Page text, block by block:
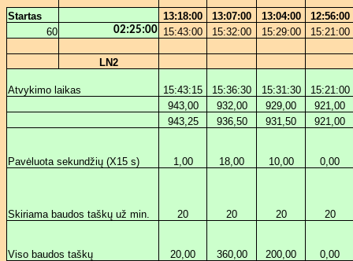
Startas 13:18:00 13:07:00 13:04:00
12:56:00
60
02:25:00 15:43:00 15:32:00 15:29:00 15:21:00
LN2
Atvykimo laikas 15:43:15 15:36:30 15:31:30
15:21:00
943,00
932,00 929,00
921,00
943,25
936,50 931,50 921,00
Pavėluota sekundžių (X15 s) 1,00 18,00 10,00 0,00
Skiriama baudos taškų už min. 20 20 20 20
Viso baudos taškų 20,00 360,00 200,00 0,00